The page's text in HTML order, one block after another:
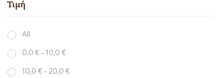
Τιμή
All
0,0 € - 10,0 €
10,0 € - 20,0 €